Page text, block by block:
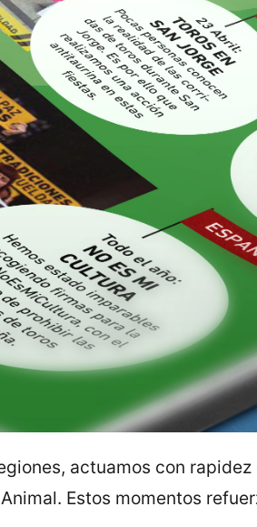
actuamos con
Estos momentos